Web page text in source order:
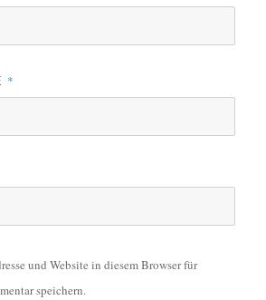
*
und Website in diesem Browser für
speichern.